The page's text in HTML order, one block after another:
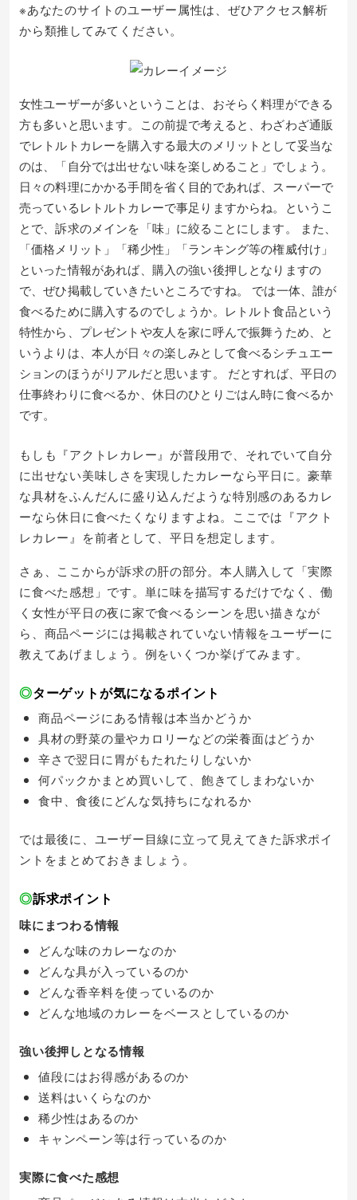
※あなたのサイトのユーザー属性は、ぜひアクセス解析
から類推してみてください。
女性ユーザーが多いということは、おそらく料理ができる
方も多いと思います。この前提で考えると、わざわざ通販
でレトルトカレーを購入する最大のメリットとして妥当な
のは、「自分では出せない味を楽しめること」でしょう。
日々の料理にかかる手間を省く目的であれば、スーパーで
売っているレトルトカレーで事足りますからね。というこ
とで、訴求のメインを「味」に絞ることにします。 また、
「価格メリット」「稀少性」「ランキング等の権威付け」
といった情報があれば、購入の強い後押しとなりますの
で、ぜひ掲載していきたいところですね。 では一体、誰が
食べるために購入するのでしょうか。レトルト食品という
特性から、プレゼントや友人を家に呼んで振舞うため、と
いうよりは、本人が日々の楽しみとして食べるシチュエー
ションのほうがリアルだと思います。 だとすれば、平日の
仕事終わりに食べるか、休日のひとりごはん時に食べるか
です。
もしも『アクトレカレー』が普段用で、それでいて自分
に出せない美味しさを実現したカレーなら平日に。豪華
な具材をふんだんに盛り込んだような特別感のあるカレ
ーなら休日に食べたくなりますよね。ここでは『アクト
レカレー』を前者として、平日を想定します。
さぁ、ここからが訴求の肝の部分。本人購入して「実際
に食べた感想」です。単に味を描写するだけでなく、働
く女性が平日の夜に家で食べるシーンを思い描きなが
ら、商品ページには掲載されていない情報をユーザーに
教えてあげましょう。例をいくつか挙げてみます。
◎ターゲットが気になるポイント
商品ページにある情報は本当かどうか
具材の野菜の量やカロリーなどの栄養面はどうか
辛さで翌日に胃がもたれたりしないか
何パックかまとめ買いして、飽きてしまわないか
食中、食後にどんな気持ちになれるか
では最後に、ユーザー目線に立って見えてきた訴求ポイ
ントをまとめておきましょう。
◎訴求ポイント
味にまつわる情報
どんな味のカレーなのか
どんな具が入っているのか
どんな香辛料を使っているのか
どんな地域のカレーをベースとしているのか
強い後押しとなる情報
値段にはお得感があるのか
送料はいくらなのか
稀少性はあるのか
キャンペーン等は行っているのか
実際に食べた感想